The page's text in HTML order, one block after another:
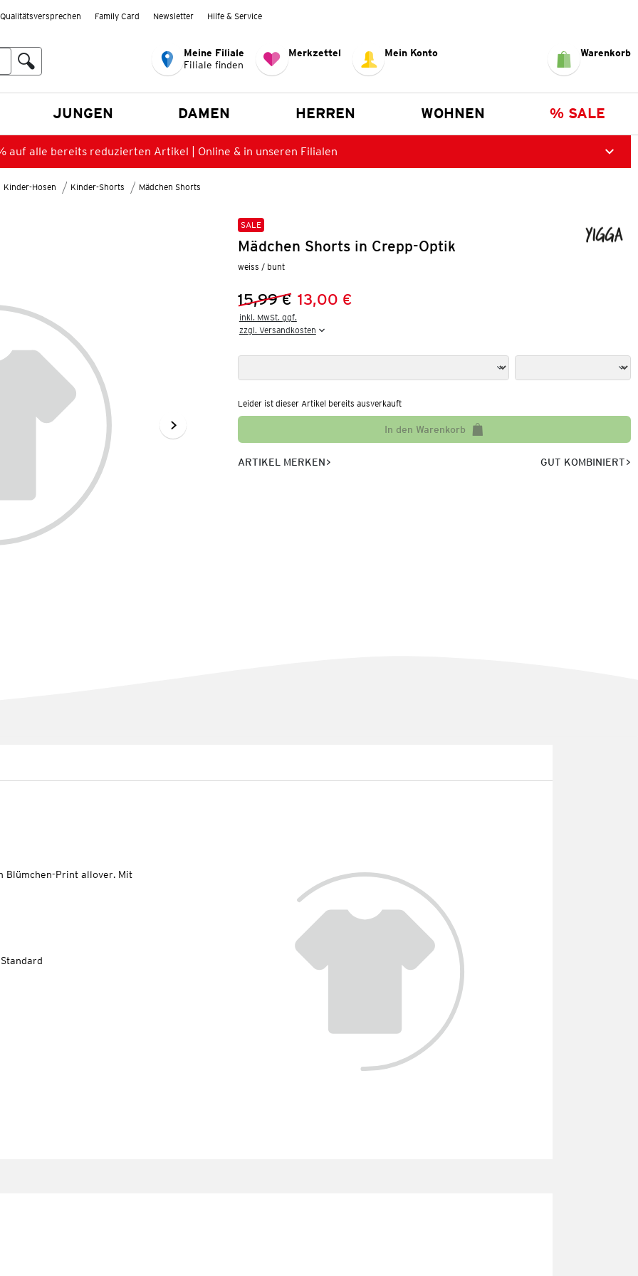
Qualitätsversprechen Family Card Newsletter Hilfe & Service
Meine Filiale
Filiale finden
Merkzettel Mein Konto Warenkorb
JUNGEN DAMEN HERREN WOHNEN % SALE
auf alle bereits reduzierten Artikel | Online & in unseren Filialen
Kinder-Hosen Kinder-Shorts Mädchen Shorts
SALE
Mädchen Shorts in Crepp-Optik
weiss / bunt
Vorheriger Preis:
15,99 €
Neuer Preis:
13,00 €
inkl. MwSt. ggf.
zzgl. Versandkosten
Leider ist dieser Artikel bereits ausverkauft
In den Warenkorb
ARTIKEL MERKEN GUT KOMBINIERT
Blümchen-Print allover. Mit